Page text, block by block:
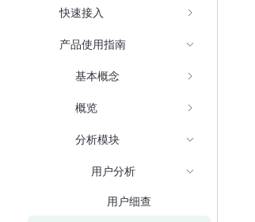
快速接入
产品使用指南
基本概念
概览
分析模块
用户分析
用户细查